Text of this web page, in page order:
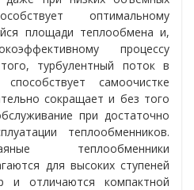
оптимальному
площади теплообмена и,
процессу
турбулентный поток в
самоочистке
сокращает и без того
при достаточно
теплообменников.
теплообменники
для высоких ступеней
и отличаются компактной